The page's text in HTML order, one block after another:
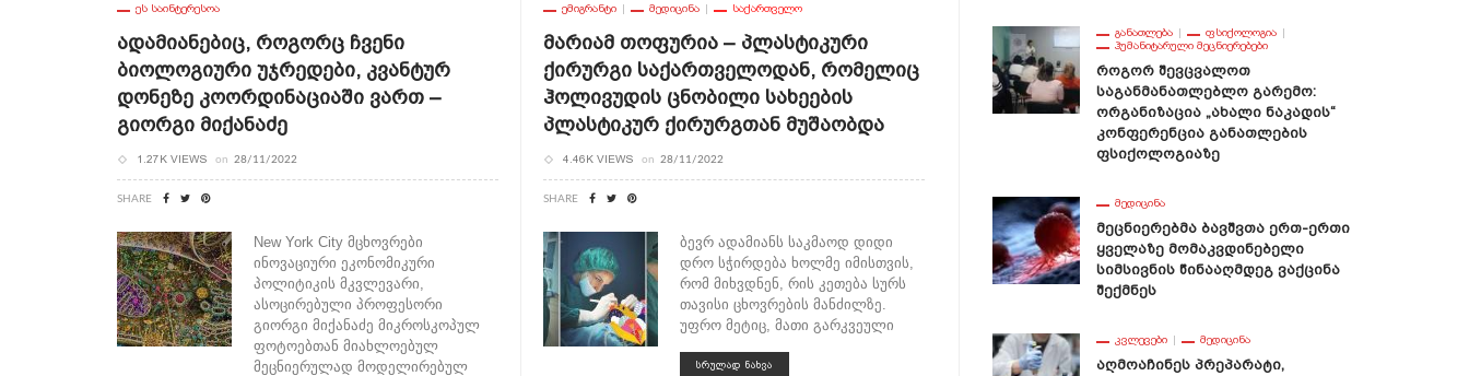
ᲔᲡ ᲡᲐᲘᲜᲢᲔᲠᲔᲡᲝᲐ
Ადამიანებიც, Როგორც Ჩვენი
Ბიოლოგიური Უჯრედები, Კვანტურ
Დონეზე Კოორდინაციაში Ვართ –
Გიორგი Მიქანაძე
1.27K VIEWS on 28/11/2022
SHARE
New York City მცხოვრები
ინოვაციური ეკონომიკური
პოლიტიკის მკვლევარი,
ასოცირებული პროფესორი
გიორგი მიქანაძე მიკროსკოპულ
ფოტოებთან მიახლოებულ
მეცნიერულად მოდელირებულ
ᲔᲛᲘᲒᲠᲐᲜᲢᲘ ᲛᲔᲓᲘᲪᲘᲜᲐ ᲡᲐᲥᲐᲠᲗᲕᲔᲚᲝ
Მარიამ Თოფურია – Პლასტიკური
Ქირურგი Საქართველოდან, Რომელიც
Ჰოლივუდის Ცნობილი Სახეების
Პლასტიკურ Ქირურგთან Მუშაობდა
4.46K VIEWS on 28/11/2022
SHARE
ბევრ ადამიანს საკმაოდ დიდი
დრო სჭირდება ხოლმე იმისთვის,
რომ მიხვდნენ, რის კეთება სურს
თავისი ცხოვრების მანძილზე.
უფრო მეტიც, მათი გარკვეული
ᲡᲠᲣᲚᲐᲓ ᲜᲐᲮᲕᲐ
ᲒᲐᲜᲐᲗᲚᲔᲑᲐ
ᲤᲡᲘᲥᲝᲚᲝᲒᲘᲐ
ᲰᲣᲛᲐᲜᲘᲢᲐᲠᲣᲚᲘ ᲛᲔᲪᲜᲘᲔᲠᲔᲑᲔᲑᲘ
Როგორ Შევცვალოთ
Საგანმანათლებლო Გარემო:
Ორგანიზაცია „ახალი Ნაკადის“
Კონფერენცია Განათლების
Ფსიქოლოგიაზე
ᲛᲔᲓᲘᲪᲘᲜᲐ
Მეცნიერებმა Ბავშვთა Ერთ-Ერთი
Ყველაზე Მომაკვდინებელი
Სიმსივნის Წინააღმდეგ Ვაქცინა
Შექმნეს
ᲙᲕᲚᲔᲕᲔᲑᲘ ᲛᲔᲓᲘᲪᲘᲜᲐ
Აღმოაჩინეს Პრეპარატი,